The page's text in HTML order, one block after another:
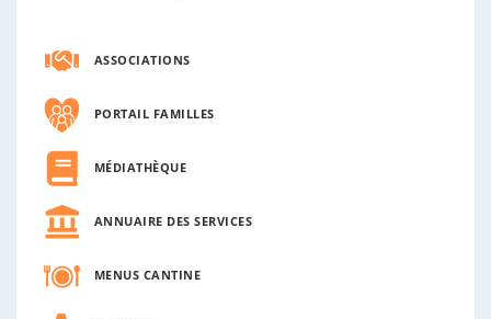
ASSOCIATIONS
PORTAIL FAMILLES
MÉDIATHÈQUE
ANNUAIRE DES SERVICES
MENUS CANTINE